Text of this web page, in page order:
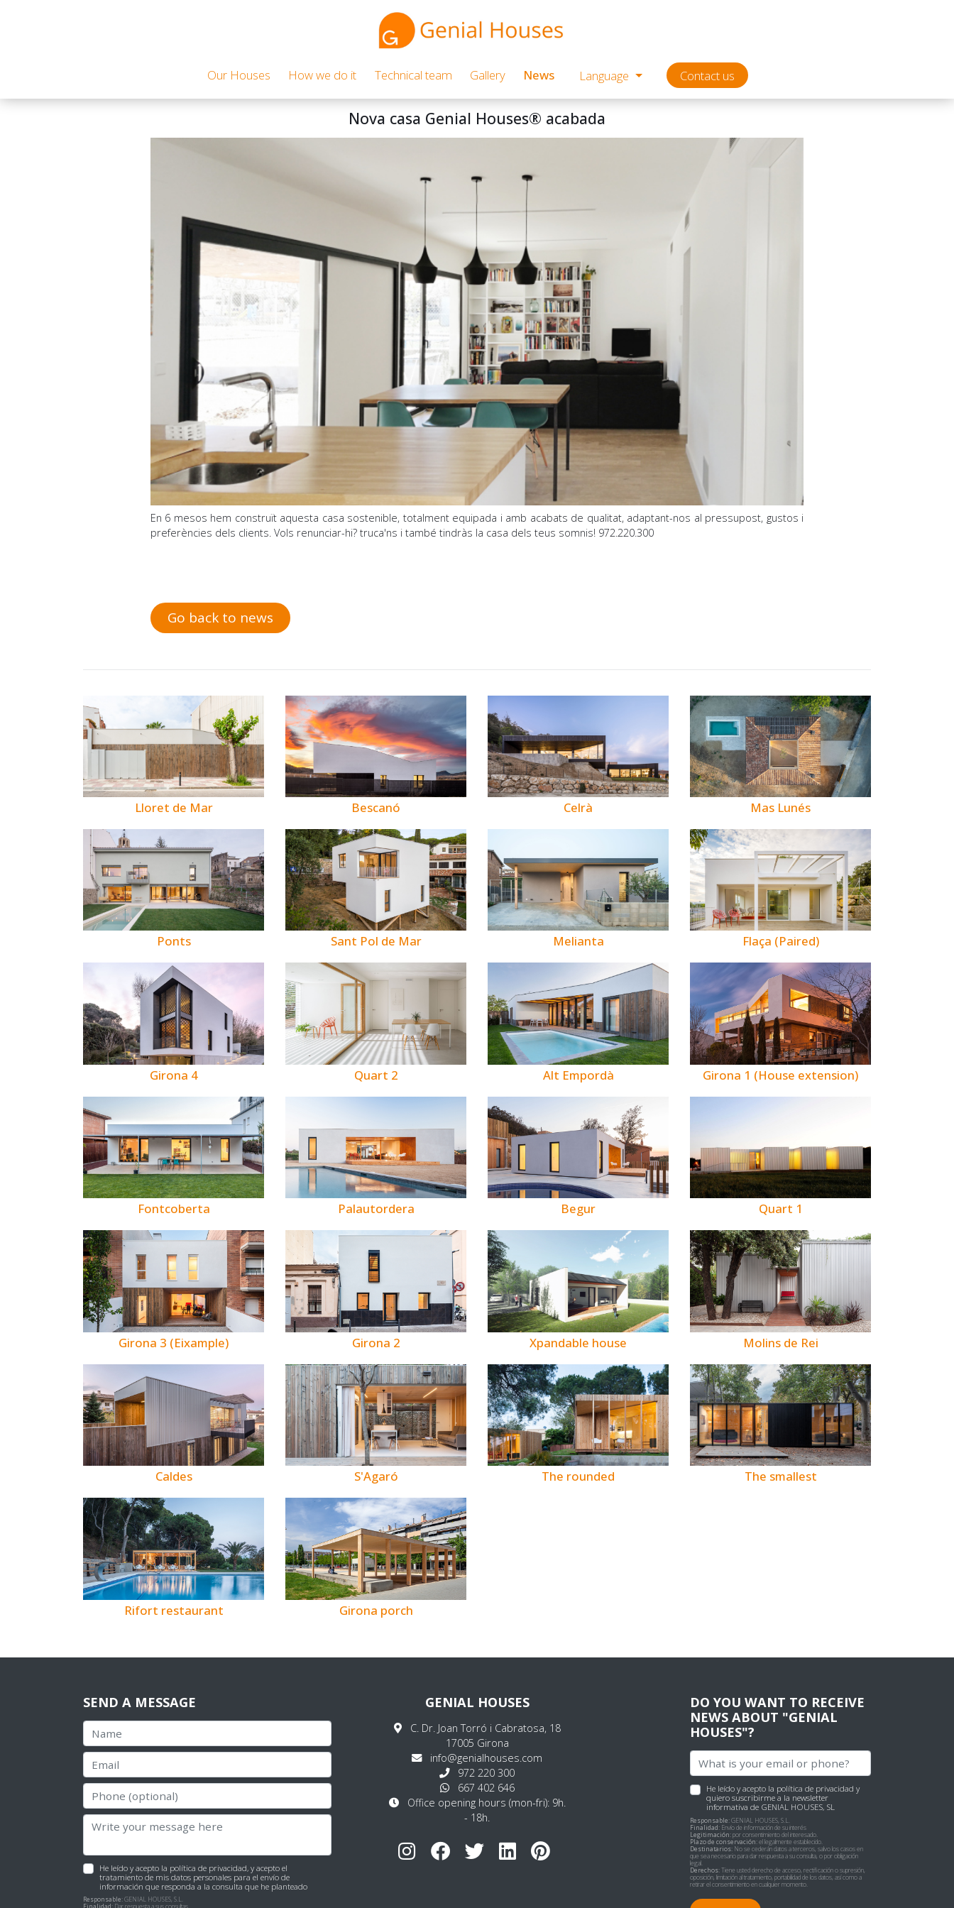
Our Houses How we do it Technical team Gallery News Language Contact us
Nova casa Genial Houses® acabada
En 6 mesos hem construït aquesta casa sostenible, totalment equipada i amb acabats de qualitat, adaptant-nos al pressupost, gustos i
preferències dels clients. Vols renunciar-hi? truca'ns i també tindràs la casa dels teus somnis! 972.220.300
Go back to news
Lloret de Mar Bescanó Celrà Mas Lunés
Ponts Sant Pol de Mar Melianta Flaça (Paired)
Girona 4 Quart 2 Alt Empordà Girona 1 (House extension)
Fontcoberta Palautordera Begur Quart 1
Girona 3 (Eixample) Girona 2 Xpandable house Molins de Rei
Caldes S'Agaró The rounded The smallest
Rifort restaurant Girona porch
SEND A MESSAGE
He leído y acepto la política de privacidad, y acepto el
tratamiento de mis datos personales para el envío de
información que responda a la consulta que he planteado
Responsable:GENIAL HOUSES, S.L.
GENIAL HOUSES
C. Dr. Joan Torró i Cabratosa, 18
17005 Girona
info@genialhouses.com
972 220 300
667 402 646
Office opening hours (mon-fri): 9h.
- 18h.
DO YOU WANT TO RECEIVE
NEWS ABOUT "GENIAL
HOUSES"?
He leído y acepto la política de privacidad y
quiero suscribirme a la newsletter
informativa de GENIAL HOUSES, SL
Responsable:GENIAL HOUSES, S.L.
Finalidad: Envío de información de su interés
Legitimación:por consentimiento del interesado.
Plazo de conservación:el legalmente establecido.
Destinatarios: No se cederán datos a terceros, salvo los casos en
que sea necesario para dar respuesta a su consulta, o por obligación
legal.
Derechos:Tiene usted derecho de acceso, rectificación o supresión,
oposición, limitación al tratamiento, portabilidad de los datos, así como a
retirar el consentimiento en cualquier momento.